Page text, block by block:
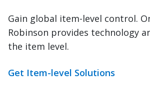
Gain global item-level control.
Robinson provides technology
the item level.
Get Item-level Solutions